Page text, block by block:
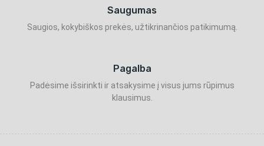
Saugumas
Saugios, kokybiškos prekės, užtikrinančios patikimumą.
Pagalba
Padėsime išsirinkti ir atsakysime į visus jums rūpimus
klausimus.